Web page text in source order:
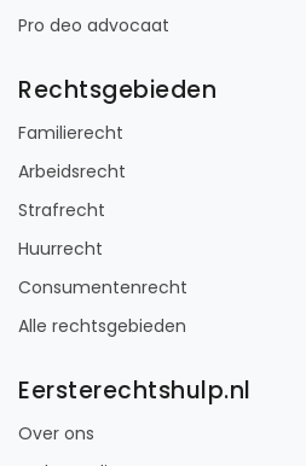
Pro deo advocaat
Rechtsgebieden
Familierecht
Arbeidsrecht
Strafrecht
Huurrecht
Consumentenrecht
Alle rechtsgebieden
Eersterechtshulp.nl
Over ons